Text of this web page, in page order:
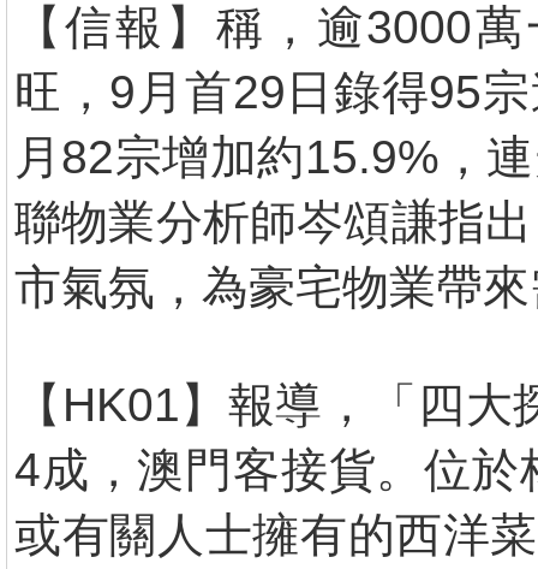
【信報】稱，逾3000
旺，9月首29日錄得95
月82宗增加約15.9%，
聯物業分析師岑頌謙指
市氣氛，為豪宅物業帶
【HK01】報導，「四
4成，澳門客接貨。位
或有關人士擁有的西洋